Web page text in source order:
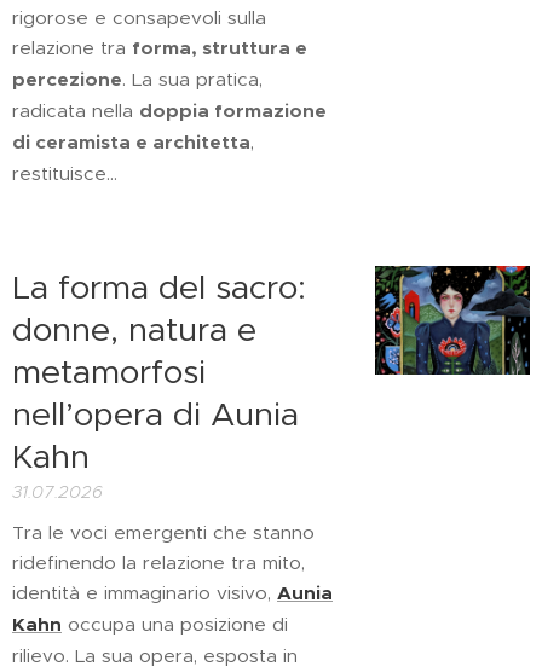
rigorose e consapevoli sulla
relazione tra forma, struttura e
percezione. La sua pratica,
radicata nella doppia formazione
di ceramista e architetta,
restituisce...
La forma del sacro:
donne, natura e
metamorfosi
nell’opera di Aunia
Kahn
31.07.2026
Tra le voci emergenti che stanno
ridefinendo la relazione tra mito,
identità e immaginario visivo, Aunia
Kahn occupa una posizione di
rilievo. La sua opera, esposta in